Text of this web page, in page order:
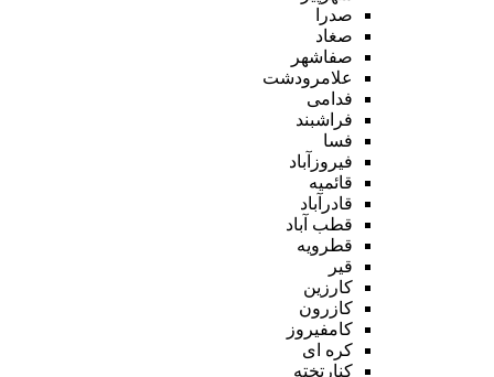
صدرا
صغاد
صفاشهر
علامرودشت
فدامی
فراشبند
فسا
فیروزآباد
قائمیه
قادرآباد
قطب آباد
قطرویه
قیر
کارزین
کازرون
کامفیروز
کره ای
کنارتخته